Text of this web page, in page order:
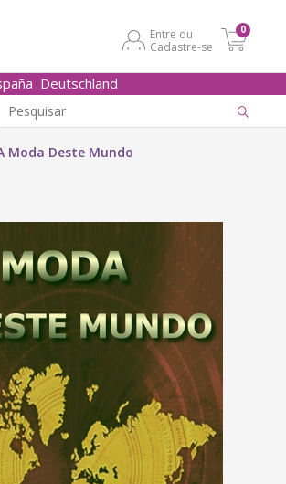
Entre ou
Cadastre-se
0
Deutschland
Moda Deste Mundo